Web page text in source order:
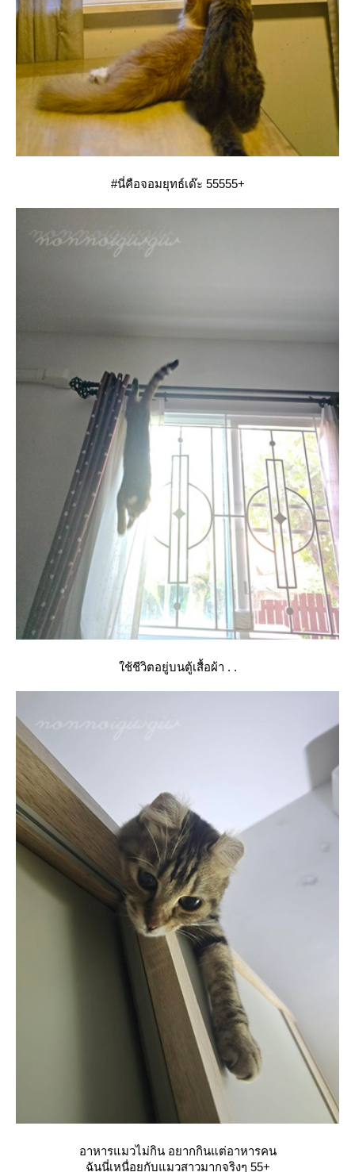
#นี่คือจอมยุทธ์เด๊ะ 55555+
ช้ชีวิตอยู่บนตู้เสื้อผ้า . .
อาหารแมวไม่กิน อยากกินแต่อาหารคน
ฉันนี่เหนื่อยกับแมวสาวมากจริงๆ 55+